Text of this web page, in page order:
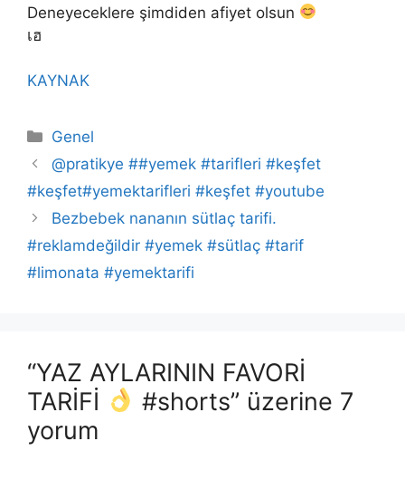
Deneyeceklere şimdiden afiyet olsun
เฮ
KAYNAK
Kategoriler
Genel
@pratikye ##yemek #tarifleri #keşfet
#keşfet#yemektarifleri #keşfet #youtube
Bezbebek nananın sütlaç tarifi.
#reklamdeğildir #yemek #sütlaç #tarif
#limonata #yemektarifi
“YAZ AYLARININ FAVORİ
TARİFİ
#shorts” üzerine 7
yorum